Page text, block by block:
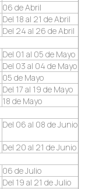
06 de Abril
Del 18 al 21 de Abril
Del 24 al 26 de Abril
Del 01 al 05 de Mayo
Del 03 al 04 de Mayo
05 de Mayo
Del 17 al 19 de Mayo
18 de Mayo
Del 06 al 08 de Junio
Del 20 al 21 de Junio
06 de Julio
Del 19 al 21 de Julio